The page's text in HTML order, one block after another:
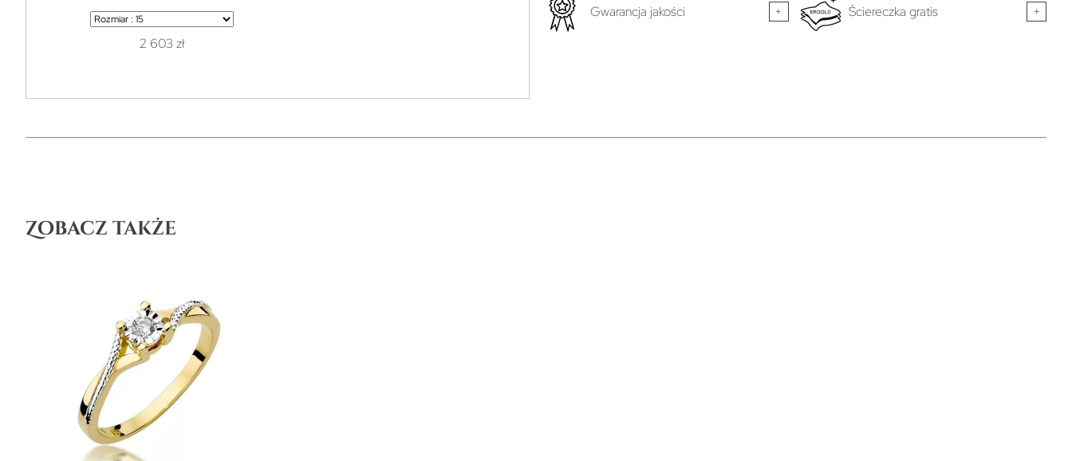
2 603 zł
Gwarancja jakości + Ściereczka gratis +
Zobacz także